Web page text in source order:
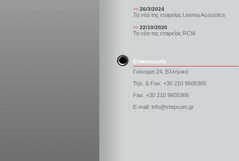
>> 26/3/2024
Τα νέα της εταιρείας Leema Acoustics
>> 22/10/2020
Τα νέα της εταιρείας RCM
Επικοινωνία
Γούναρη 24, Ελληνικό
Τηλ. & Fax: +30 210 9605365
Fax: +30 210 9605366
E-mail: info@stepcom.gr